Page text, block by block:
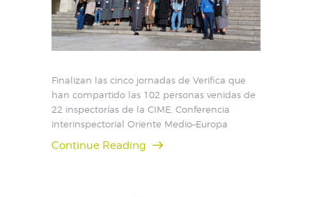
Finalizan las cinco jornadas de Verifica que
han compartido las 102 personas venidas de
22 inspectorías de la CIME, Conferencia
interinspectorial Oriente Medio–Europa
Continue Reading